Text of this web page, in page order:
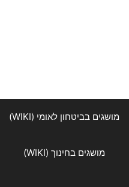
מושגים בביטחון לאומי (WIKI)
מושגים בחינוך (WIKI)